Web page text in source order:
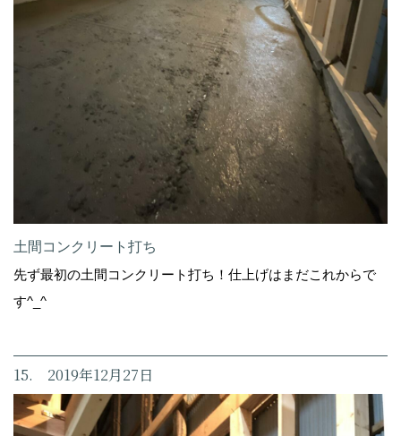
土間コンクリート打ち
先ず最初の土間コンクリート打ち！仕上げはまだこれからで
す^_^
15. 2019年12月27日